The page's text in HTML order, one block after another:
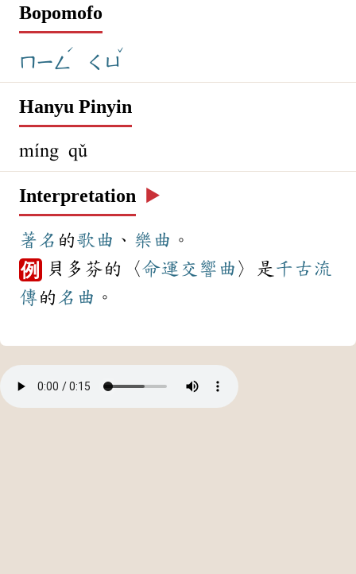
Bopomofo
ㄇㄧㄥ
ˊ
ㄑㄩ
ˇ
Hanyu Pinyin
míng qǔ
Interpretation ▶️
著名 的歌曲 、 樂曲 。
例 貝多芬的〈命運 交響曲 〉是 千古流
傳的 名曲 。